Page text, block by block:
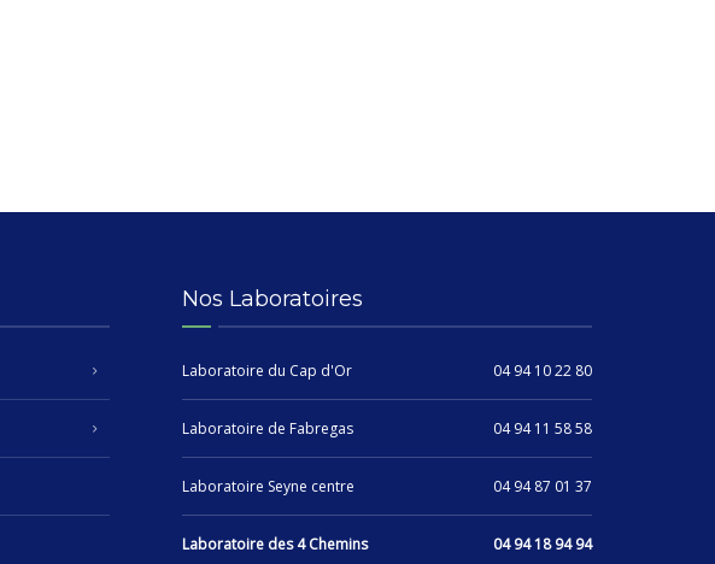
Nos Laboratoires
Laboratoire du Cap d'Or 04 94 10 22 80
Laboratoire de Fabregas 04 94 11 58 58
Laboratoire Seyne centre 04 94 87 01 37
Laboratoire des 4 Chemins 04 94 18 94 94